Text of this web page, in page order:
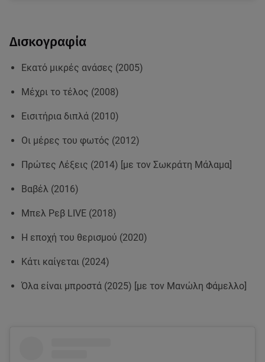
Δισκογραφία
Εκατό μικρές ανάσες (2005)
Μέχρι το τέλος (2008)
Εισιτήρια διπλά (2010)
Οι μέρες του φωτός (2012)
Πρώτες Λέξεις (2014) [με τον Σωκράτη Μάλαμα]
Βαβέλ (2016)
Μπελ Ρεβ LIVE (2018)
Η εποχή του θερισμού (2020)
Κάτι καίγεται (2024)
Όλα είναι μπροστά (2025) [με τον Μανώλη Φάμελλο]